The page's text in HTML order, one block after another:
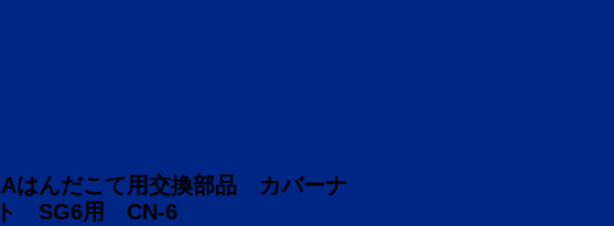
はんだこて用交換部品 カバーナ
SG6用 CN-6